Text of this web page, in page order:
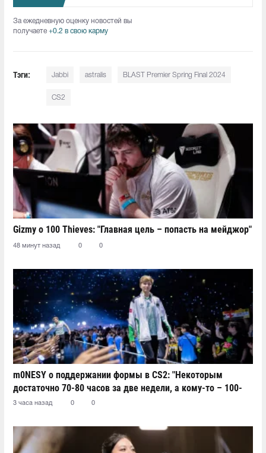
За ежедневную оценку новостей вы
получаете +0.2 в свою карму
Тэги: Jabbi astralis BLAST Premier Spring Final 2024
CS2
Gizmy о 100 Thieves: "Главная цель – попасть на мейджор"
48 минут назад 0 0
m0NESY о поддержании формы в CS2: "Некоторым
достаточно 70-80 часов за две недели, а кому-то – 100-
110"
3 часа назад 0 0